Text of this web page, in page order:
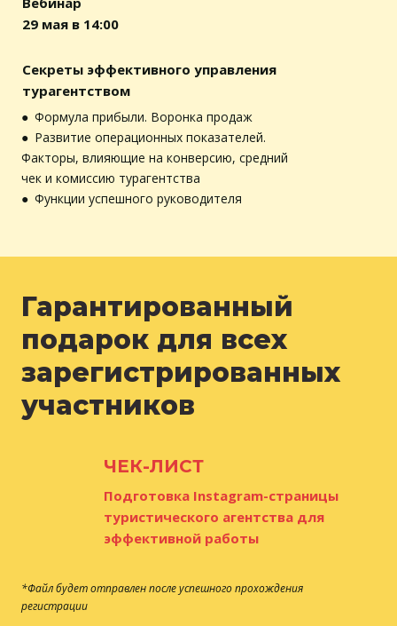
29 мая в 14:00
● Формула прибыли. Воронка продаж
● Развитие операционных показателей.
Факторы, влияющие на конверсию, средний
чек и комиссию турагентства
● Функции успешного руководителя
Секреты эффективного управления
турагентством
Гарантированный
подарок для всех
зарегистрированных
участников
ЧЕК-ЛИСТ
*Файл будет отправлен после успешного прохождения
регистрации
Подготовка Instagram-страницы
туристического агентства для
эффективной работы